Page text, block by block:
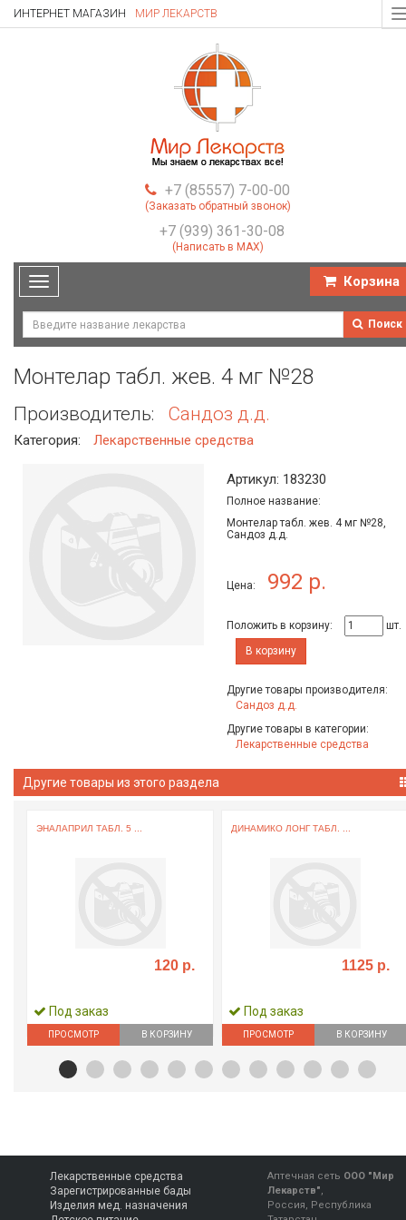
ИНТЕРНЕТ МАГАЗИН МИР ЛЕКАРСТВ
+7 (85557) 7-00-00
(Заказать обратный звонок)
+7 (939) 361-30-08
(Написать в MAX)
Toggle
navigation
Корзина
Поиск
Монтелар табл. жев. 4 мг №28
Производитель: Сандоз д.д.
Категория: Лекарственные средства
Артикул: 183230
Полное название:
Монтелар табл. жев. 4 мг №28,
Сандоз д.д.
Цена: 992 р.
Положить в корзину:
шт.
В корзину
Другие товары производителя:
Сандоз д.д.
Другие товары в категории:
Лекарственные средства
Другие товары из этого раздела
ЭНАЛАПРИЛ ТАБЛ. 5 ...
120 р.
Под заказ
ПРОСМОТР В КОРЗИНУ
ДИНАМИКО ЛОНГ ТАБЛ. ...
1125 р.
Под заказ
ПРОСМОТР В КОРЗИНУ
Лекарственные средства
Зарегистрированные бады
Изделия мед. назначения
Аптечная сеть ООО "Мир
Лекарств",
Россия, Республика